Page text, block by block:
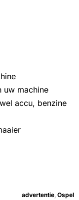
uw machine
accu, benzine
advertentie Ospel